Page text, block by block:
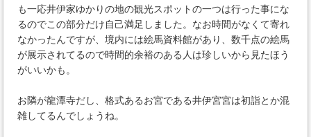
も一応井伊家ゆかりの地の観光スポットの一つは行った事にな
るのでこの部分だけ自己満足しました。なお時間がなくて寄れ
なかったんですが、境内には絵馬資料館があり、数千点の絵馬
が展示されてるので時間的余裕のある人は珍しいから見たほう
がいいかも。
お隣が龍潭寺だし、格式あるお宮である井伊宮宮は初詣とか混
雑してるんでしょうね。